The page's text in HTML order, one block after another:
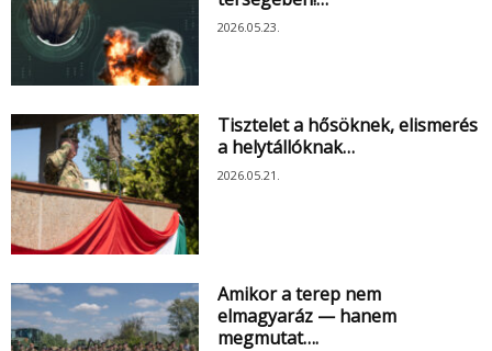
2026.05.23.
Tisztelet a hősöknek, elismerés
a helytállóknak…
2026.05.21.
Amikor a terep nem
elmagyaráz — hanem
megmutat….